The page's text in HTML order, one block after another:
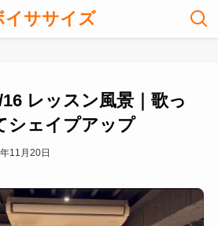
イササイズ
レッスン風景｜歌っ
シェイプアップ
11月20日